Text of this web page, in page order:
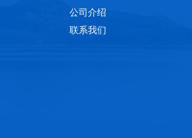
公司介绍
联系我们